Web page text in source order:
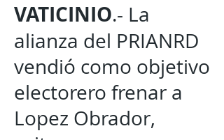
VATICINIO.- La
alianza del PRIANRD
vendió como objetivo
electorero frenar a
Lopez Obrador,